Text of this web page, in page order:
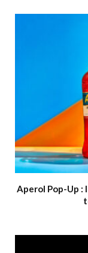
Aperol Pop-Up :